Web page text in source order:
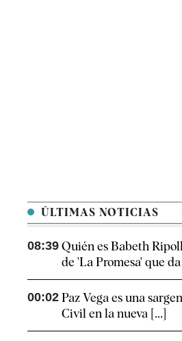
ÚLTIMAS NOTICIAS
08:39 Quién es Babeth
de 'La Promesa' que da
00:02 Paz Vega es una
Civil en la nueva [...]